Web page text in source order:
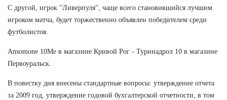
С другой, игрок "Ливерпуля", чаще всего становившийся лучшим
игроком матча, будет торжественно объявлен победителем среди
футболистов.
Ansomone 10Me в магазине Кривой Рог - Туринадрол 10 в магазине
Первоуральск.
В повестку дня внесены стандартные вопросы: утверждение отчета
за 2009 год, утверждение годовой бухгалтерской отчетности, в том